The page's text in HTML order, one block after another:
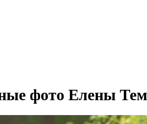
фото Елены